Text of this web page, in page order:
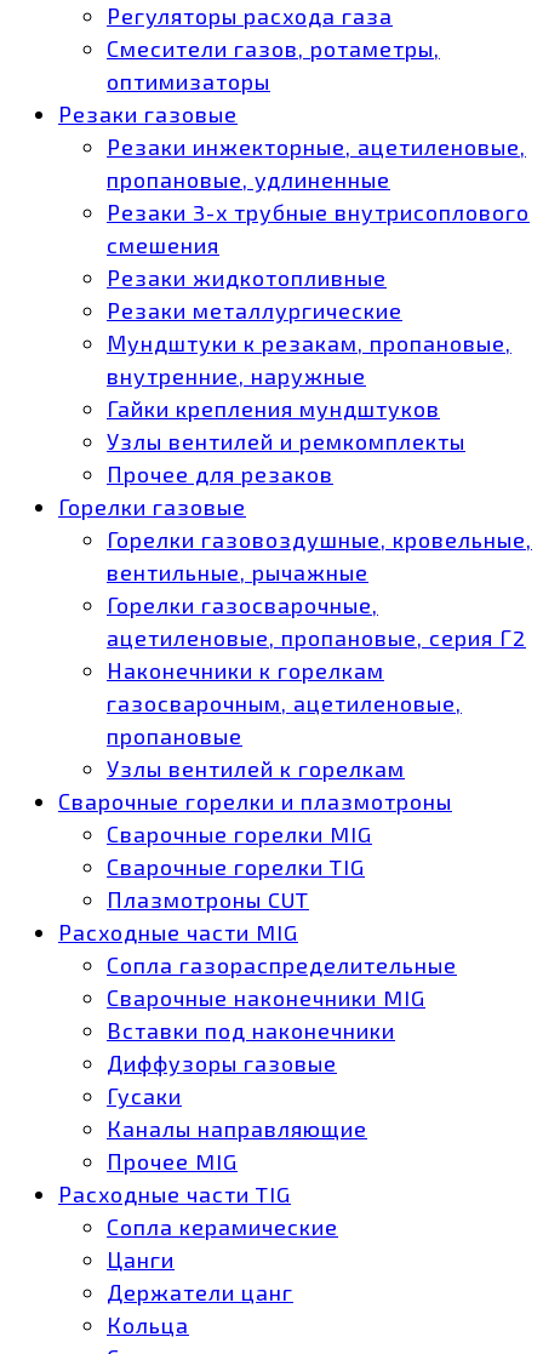
Регуляторы расхода газа
Смесители газов, ротаметры,
оптимизаторы
Резаки газовые
Резаки инжекторные, ацетиленовые,
пропановые, удлиненные
Резаки 3-х трубные внутрисоплового
смешения
Резаки жидкотопливные
Резаки металлургические
Мундштуки к резакам, пропановые,
внутренние, наружные
Гайки крепления мундштуков
Узлы вентилей и ремкомплекты
Прочее для резаков
Горелки газовые
Горелки газовоздушные, кровельные,
вентильные, рычажные
Горелки газосварочные,
ацетиленовые, пропановые, серия Г2
Наконечники к горелкам
газосварочным, ацетиленовые,
пропановые
Узлы вентилей к горелкам
Сварочные горелки и плазмотроны
Сварочные горелки MIG
Сварочные горелки TIG
Плазмотроны CUT
Расходные части MIG
Сопла газораспределительные
Сварочные наконечники MIG
Вставки под наконечники
Диффузоры газовые
Гусаки
Каналы направляющие
Прочее MIG
Расходные части TIG
Сопла керамические
Цанги
Держатели цанг
Кольца